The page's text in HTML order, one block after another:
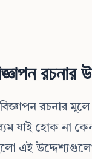
রচনার
রচনার মূলে
যাই হোক না
এই